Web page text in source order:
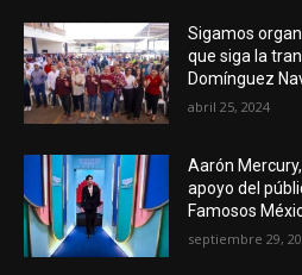
Sigamos
que siga la
Domínguez
abril 25, 2024
Aarón
apoyo del
Famosos
septiembre 29,